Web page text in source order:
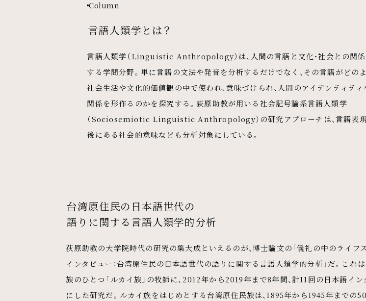
Column
言語人類学とは？
言語人類学（Linguistic Anthropology）は、人間の言語と文化・社会との関
する学問分野。単に言語の文法や発音を分析するだけでなく、その言語がどの
社会生活や文化的価値観の中で使われ、意味づけられ、人間のアイデンティティ
関係を形作るのかを探究する。荻原助教が用いる社会記号論系言語人類学
（Sociosemiotic Linguistic Anthropology）の研究アプローチは、言語表
後にある社会的意味なども分析対象にしている。
台湾原住民の日本語世代の
語りに関する言語人類学的分析
荻原助教の大学院時代の研究の集大成といえるのが、博士論文の「儀礼の中のライフ
インタビュー：台湾原住民の日本語世代の語りに関する言語人類学的分析」だ。これは
族のひとつ「ルカイ族」の牧師に、2012年から2019年まで8年間、計11回の日本語イ
にした研究だ。ルカイ族をはじめとする台湾原住民族は、1895年から1945年までの